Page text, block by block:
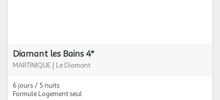
Diamant les Bains 4*
MARTINIQUE | Le Diamant
6 jours / 5 nuits
Formule Logement seul